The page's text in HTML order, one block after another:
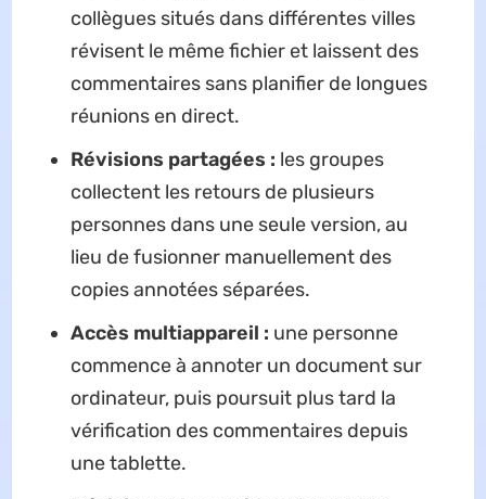
collègues situés dans différentes villes
révisent le même fichier et laissent des
commentaires sans planifier de longues
réunions en direct.
Révisions partagées : les groupes
collectent les retours de plusieurs
personnes dans une seule version, au
lieu de fusionner manuellement des
copies annotées séparées.
Accès multiappareil : une personne
commence à annoter un document sur
ordinateur, puis poursuit plus tard la
vérification des commentaires depuis
une tablette.